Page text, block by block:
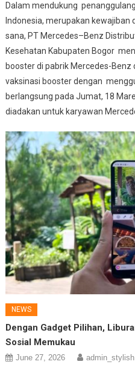
Dalam mendukung
Indonesia, merupakan kewajiban
sana, PT Mercedes–Benz
Kesehatan Kabupaten Bogor
booster di pabrik Mercedes-Benz
vaksinasi booster dengan
berlangsung pada Jumat, 18
diadakan untuk karyawan
NEWS
Dengan Gadget Pilihan,
Sosial Memukau
June 27, 2026 admin_stylish